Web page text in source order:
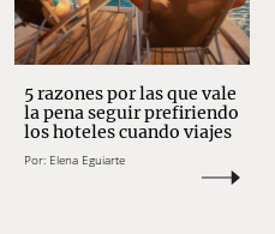
5 razones por las que vale
la pena seguir prefiriendo
los hoteles cuando viajes
Por: Elena Eguiarte